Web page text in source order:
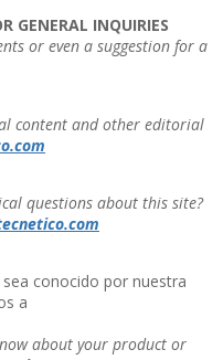
GENERAL INQUIRIES
or even a suggestion for a
content and other editorial
questions about this site?
conocido por nuestra
a
about your product or